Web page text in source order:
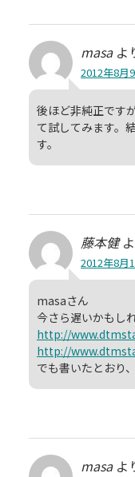
masa よ
2012年8月
後ほど非純正です
て試してみます。
す。
藤本健
2012年8月
masaさん
今さら遅いかもし
http://
http://
でも書いたとおり
masa よ